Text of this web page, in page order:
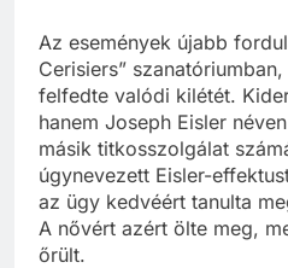
Az események újabb
Cerisiers”
felfedte valódi kilétét.
hanem Joseph Eisler
másik titkosszolgálat
úgynevezett Eisler-
az ügy kedvéért tanulta
A nővért azért ölte meg,
őrült.